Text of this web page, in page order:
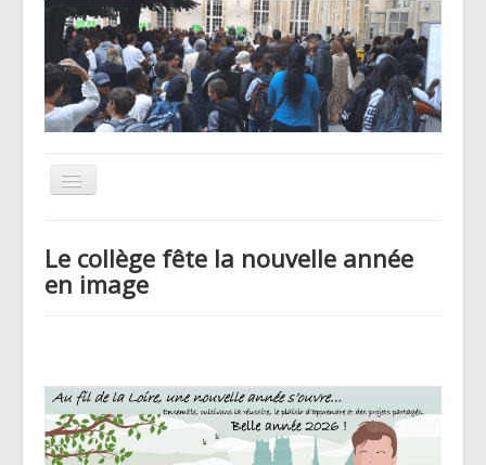
Basculer
la
CHAM
Blog des Hellenautes
Le collège fête la nouvelle année
en image